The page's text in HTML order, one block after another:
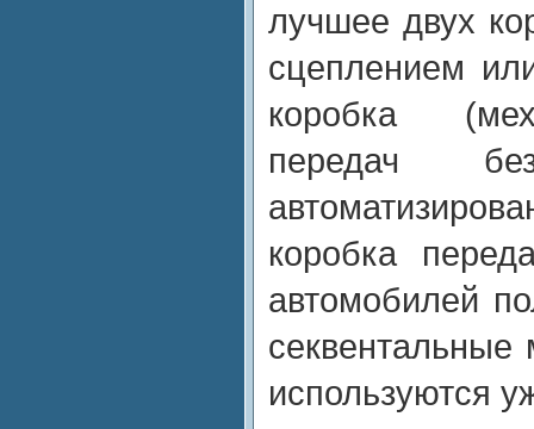
лучшее двух
сцеплением
коробка
передач
коробка
автомобилей
секвентальные
используются